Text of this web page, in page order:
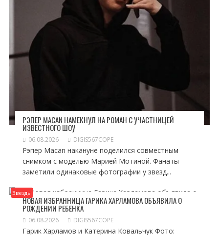
РЭПЕР MACAN НАМЕКНУЛ НА РОМАН С УЧАСТНИЦЕЙ
ИЗВЕСТНОГО ШОУ
06.08.2026 DIGIS567COPE
Рэпер Macan накануне поделился совместным
снимком с моделью Марией Мотиной. Фанаты
заметили одинаковые фотографии у звезд...
Звезды
НОВАЯ ИЗБРАННИЦА ГАРИКА ХАРЛАМОВА ОБЪЯВИЛА О
РОЖДЕНИИ РЕБЕНКА
06.08.2026 DIGIS567COPE
Гарик Харламов и Катерина Ковальчук Фото: